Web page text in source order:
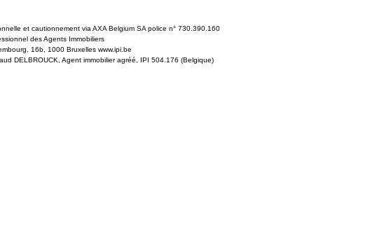
et cautionnement via AXA Belgium SA police n° 730.390.160
des Agents Immobiliers
16b, 1000 Bruxelles www.ipi.be
DELBROUCK, Agent immobilier agréé, IPI 504.176 (Belgique)